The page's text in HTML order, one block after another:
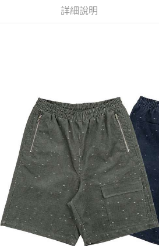
7-11取貨付款
每筆NT$60，滿NT$399(含以上)免運費
付款後7-11取貨
每筆NT$60，滿NT$399(含以上)免運費
順豐快遞宅配
每筆NT$150，滿NT$6,000(含以上)免運費
付款後門市自取
免運費
詳細說明